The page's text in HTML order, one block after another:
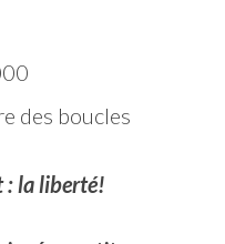
des boucles
: la liberté!